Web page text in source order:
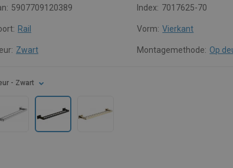
5907709120389 Index: 7017625-70
Rail Vorm: Vierkant
Zwart Montagemethode: Op
- Zwart